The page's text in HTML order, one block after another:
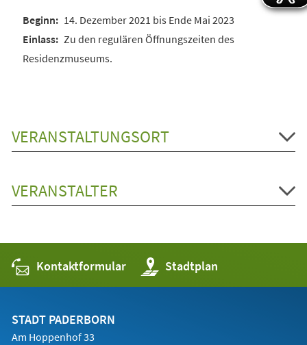
14. Dezember 2021 bis Ende Mai 2023
Zu den regulären Öffnungszeiten des
Residenzmuseums.
VERANSTALTUNGSORT
VERANSTALTER
Kontaktformular Stadtplan
(Öffnet
in
einem
STADT PADERBORN
Am Hoppenhof 33